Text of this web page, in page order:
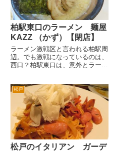
柏駅東口のラーメン 麺屋
KAZZ （かず）【閉店】
ラーメン激戦区と言われる柏駅周
辺。でも激戦になっているのは、
西口？柏駅東口は、意外とラーメ
道家周辺のようにラーメン店が集
中していないからそういう印象に
なるのかもしれません。 柏
駅...
松戸
松戸のイタリアン ガーデ